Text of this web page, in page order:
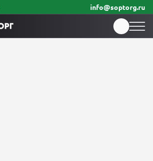
info@soptorg.ru